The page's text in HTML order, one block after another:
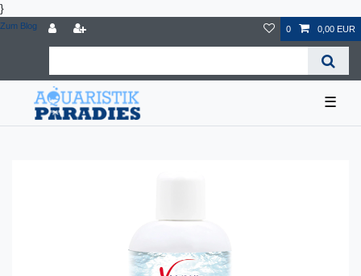
}
Zum Blog 0 0,00 EUR
☰